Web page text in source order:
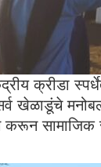
क्रीडा स्पर्धेत
खेळाडूंचे मनोबल
करून सामाजिक